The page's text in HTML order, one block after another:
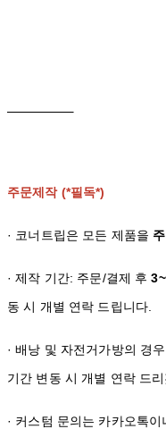
주문제작 (*필독*)
· 코너트립은 모든 제품을
· 제작 기간: 주문/결제 후
동 시 개별 연락 드립니다.
· 배낭 및 자전거가방의 경우
기간 변동 시 개별 연락 드리
· 커스텀 문의는 카카오톡